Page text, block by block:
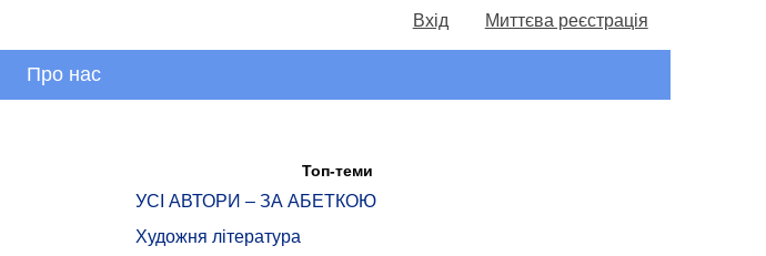
Вхід Миттєва реєстрація
Про нас
Топ-теми
УСІ АВТОРИ – ЗА АБЕТКОЮ
Художня література